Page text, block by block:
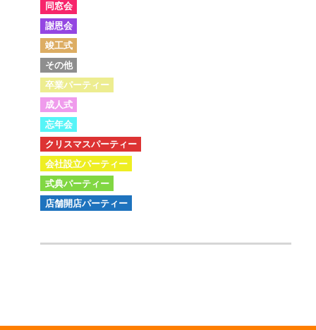
同窓会
謝恩会
竣工式
その他
卒業パーティー
成人式
忘年会
クリスマスパーティー
会社設立パーティー
式典パーティー
店舗開店パーティー